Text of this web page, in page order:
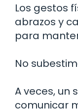
Los gestos
abrazos y
para
No
A veces, un
comunicar